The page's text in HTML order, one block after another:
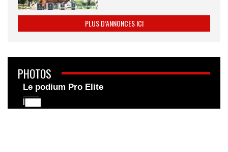
PLUS D’ANNONCES ICI
PHOTOS
Le podium Pro Elite